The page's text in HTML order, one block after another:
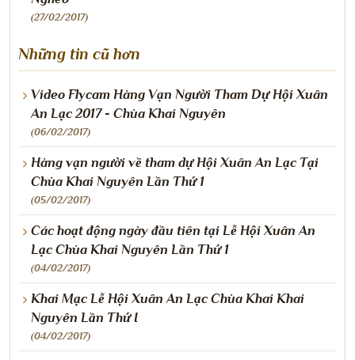
(27/02/2017)
Những tin cũ hơn
Video Flycam Hàng Vạn Người Tham Dự Hội Xuân
An Lạc 2017 - Chùa Khai Nguyên
(06/02/2017)
Hàng vạn người về tham dự Hội Xuân An Lạc Tại
Chùa Khai Nguyên Lần Thứ 1
(05/02/2017)
Các hoạt động ngày đầu tiên tại Lễ Hội Xuân An
Lạc Chùa Khai Nguyên Lần Thứ 1
(04/02/2017)
Khai Mạc Lễ Hội Xuân An Lạc Chùa Khai Khai
Nguyên Lần Thứ I
(04/02/2017)